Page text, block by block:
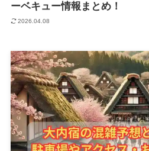
ーベキュー情報まとめ！
2026.04.08